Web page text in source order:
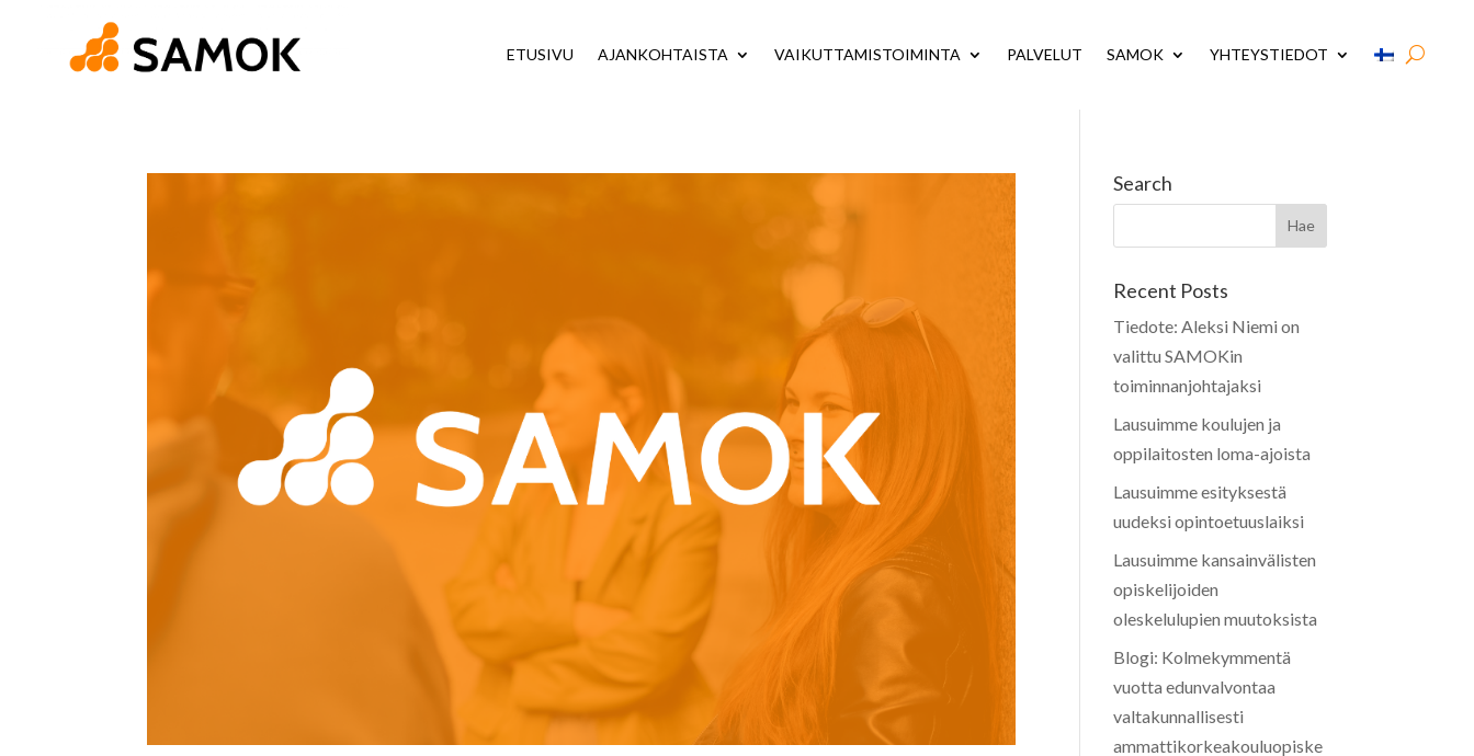
ETUSIVU AJANKOHTAISTA VAIKUTTAMISTOIMINTA PALVELUT SAMOK YHTEYSTIEDOT
Search
Recent Posts
Tiedote: Aleksi Niemi on
valittu SAMOKin
toiminnanjohtajaksi
Lausuimme koulujen ja
oppilaitosten loma-ajoista
Lausuimme esityksestä
uudeksi opintoetuuslaiksi
Lausuimme kansainvälisten
opiskelijoiden
oleskelulupien muutoksista
Blogi: Kolmekymmentä
vuotta edunvalvontaa
valtakunnallisesti
ammattikorkeakouluopiske